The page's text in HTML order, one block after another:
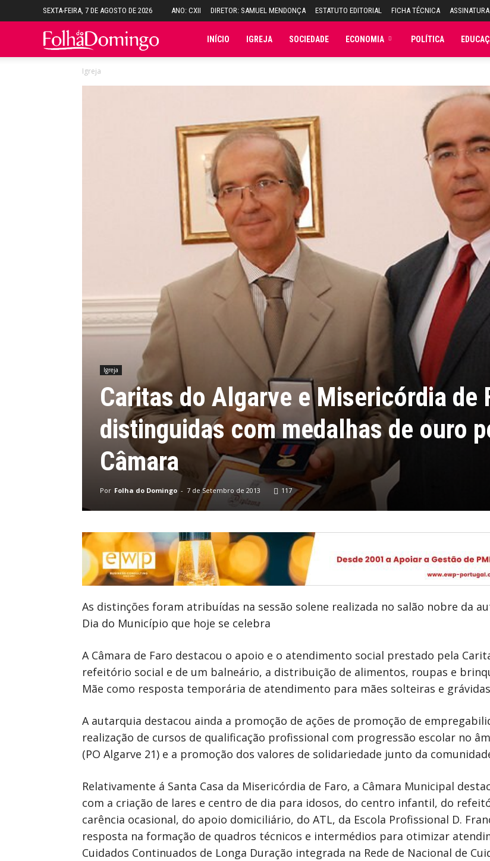
SEXTA-FEIRA, 7 DE AGOSTO DE 2026 ANO: CXII DIRETOR: SAMUEL MENDONÇA ESTATUTO EDITORIAL FICHA TÉCNICA ASSINATURA
Folha INÍCIO IGREJA SOCIEDADE ECONOMIA POLÍTICA
Igreja
Igreja
Caritas do Algarve e Misericórdia de
distinguidas com medalhas de ouro
Câmara
Por Folha do Domingo - 7 de Setembro de 2013 117
As distinções foram atribuídas na sessão solene realizada no salão nobre da
Dia do Município que hoje se celebra
A Câmara de Faro destacou o apoio e o atendimento social prestado pela
refeitório social e de um balneário, a distribuição de alimentos, roupas e
Mãe como resposta temporária de atendimento para mães solteiras e
A autarquia destacou ainda a promoção de ações de promoção de
realização de cursos de qualificação profissional com progressão escolar no
(PO Algarve 21) e a promoção dos valores de solidariedade junto da
Relativamente á Santa Casa da Misericórdia de Faro, a Câmara Municipal
com a criação de lares e centro de dia para idosos, do centro infantil, do
carência ocasional, do apoio domiciliário, do ATL, da Escola Profissional D.
resposta na formação de quadros técnicos e intermédios para otimizar
Cuidados Continuados de Longa Duração integrada na Rede de Nacional de